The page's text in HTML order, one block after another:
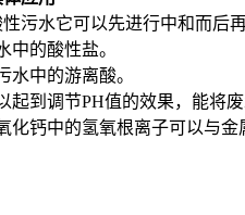
水它可以先进行中和而后再
中的酸性盐。
水中的游离酸。
起到调节PH值的效果，能将
化钙中的氢氧根离子可以与金